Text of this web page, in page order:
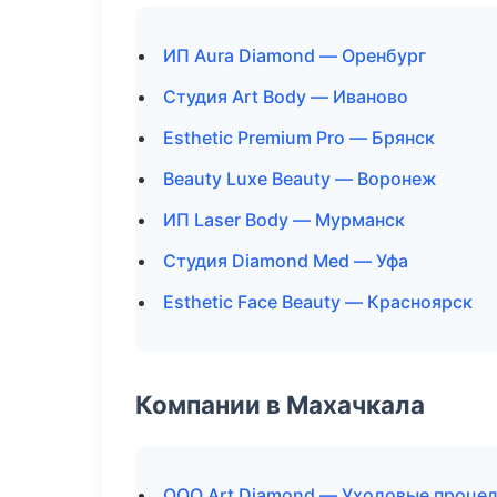
ИП Aura Diamond — Оренбург
Студия Art Body — Иваново
Esthetic Premium Pro — Брянск
Beauty Luxe Beauty — Воронеж
ИП Laser Body — Мурманск
Студия Diamond Med — Уфа
Esthetic Face Beauty — Красноярск
Компании в Махачкала